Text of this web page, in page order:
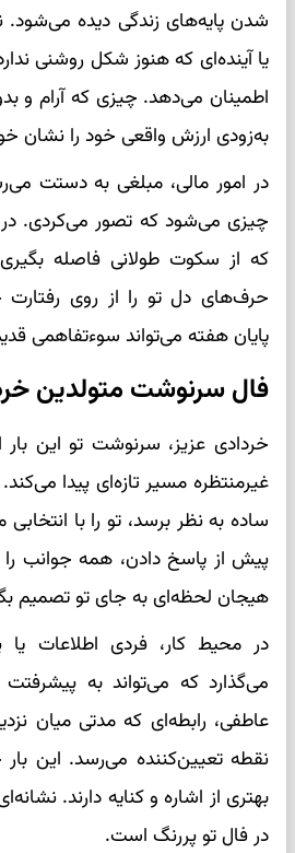
شدن پایه‌های زندگی دیده می‌شود.
یا آینده‌ای که هنوز شکل روشنی
اطمینان می‌دهد. چیزی که آرام و
به‌زودی ارزش واقعی خود را نشان
در امور مالی، مبلغی به دستت
چیزی می‌شود که تصور می‌کردی.
که از سکوت طولانی فاصله
حرف‌های دل تو را از روی
پایان هفته می‌تواند سوءتفاهمی
فال سرنوشت متولدین
خردادی عزیز، سرنوشت تو این
غیرمنتظره مسیر تازه‌ای پیدا
ساده به نظر برسد، تو را با
پیش از پاسخ دادن، همه جوانب را
هیجان لحظه‌ای به جای تو تصمیم
در محیط کار، فردی اطلاعات یا
می‌گذارد که می‌تواند به
عاطفی، رابطه‌ای که مدتی میان
نقطه تعیین‌کننده می‌رسد. این
بهتری از اشاره و کنایه دارند.
در فال تو پررنگ است.